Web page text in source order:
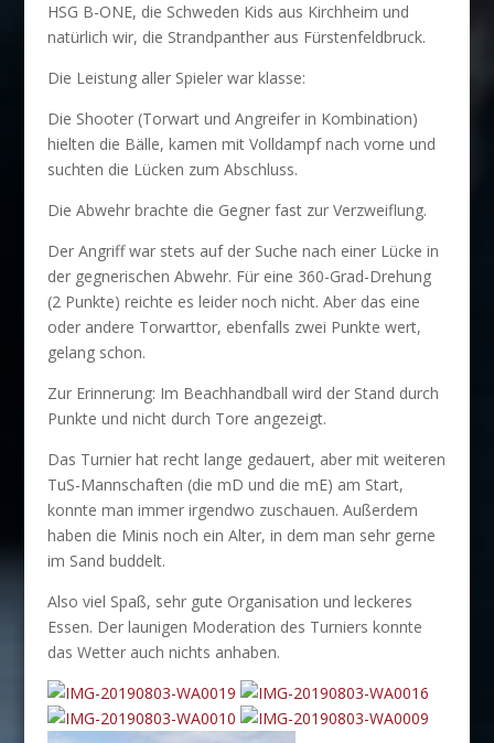
HSG B-ONE, die Schweden Kids aus Kirchheim und
natürlich wir, die Strandpanther aus Fürstenfeldbruck.
Die Leistung aller Spieler war klasse:
Die Shooter (Torwart und Angreifer in Kombination)
hielten die Bälle, kamen mit Volldampf nach vorne und
suchten die Lücken zum Abschluss.
Die Abwehr brachte die Gegner fast zur Verzweiflung.
Der Angriff war stets auf der Suche nach einer Lücke in
der gegnerischen Abwehr. Für eine 360-Grad-Drehung
(2 Punkte) reichte es leider noch nicht. Aber das eine
oder andere Torwarttor, ebenfalls zwei Punkte wert,
gelang schon.
Zur Erinnerung: Im Beachhandball wird der Stand durch
Punkte und nicht durch Tore angezeigt.
Das Turnier hat recht lange gedauert, aber mit weiteren
TuS-Mannschaften (die mD und die mE) am Start,
konnte man immer irgendwo zuschauen. Außerdem
haben die Minis noch ein Alter, in dem man sehr gerne
im Sand buddelt.
Also viel Spaß, sehr gute Organisation und leckeres
Essen. Der launigen Moderation des Turniers konnte
das Wetter auch nichts anhaben.